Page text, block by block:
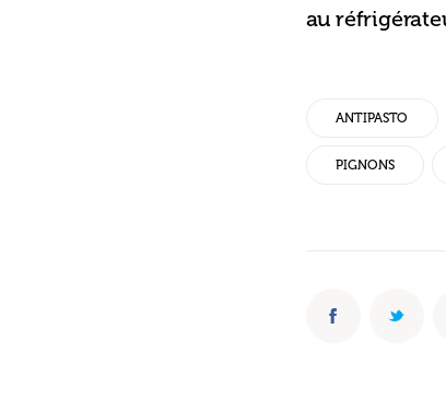
au
ANTIPASTO
PIGNONS